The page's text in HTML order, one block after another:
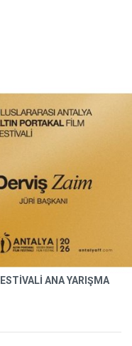
ANA YARIŞMA